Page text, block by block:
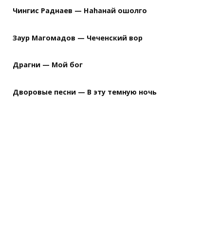
Чингис Раднаев — Наhанай ошолго
Заур Магомадов — Чеченский вор
Драгни — Мой бог
Дворовые песни — В эту темную ночь